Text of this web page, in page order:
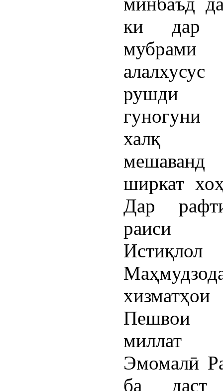
ки дар
рушди
халқ
мешаванд
ширкат
Дар
раиси
Пешвои
миллат
Эмомалӣ
ба даст